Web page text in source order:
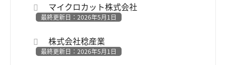
マイクロカット株式会社
最終更新日：2026年5月1日
株式会社稔産業
最終更新日：2026年5月1日